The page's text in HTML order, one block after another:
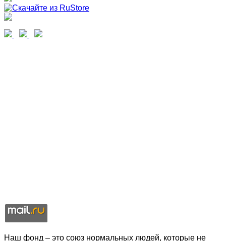
Наш фонд – это союз нормальных людей, которые не